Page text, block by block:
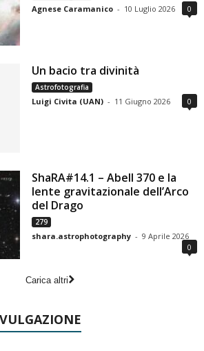
Agnese Caramanico - 10 Luglio 2026 0
Un bacio tra divinità
Astrofotografia
Luigi Civita (UAN) - 11 Giugno 2026 0
ShaRA#14.1 – Abell 370 e la
lente gravitazionale dell’Arco
del Drago
279
shara.astrophotography - 9 Aprile 2026
0
Carica altri